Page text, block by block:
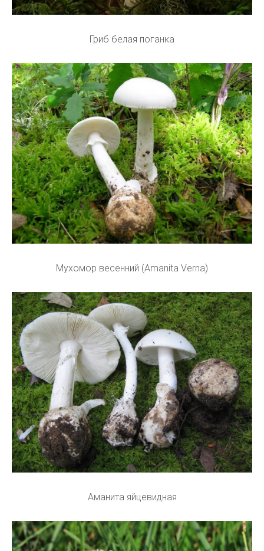
Гриб белая поганка
Мухомор весенний (Amanita Verna)
Аманита яйцевидная